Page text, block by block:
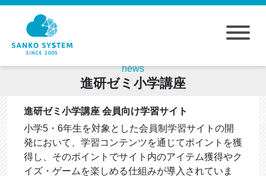
news
進研ゼミ小学講座
進研ゼミ小学講座 会員向け学習サイト
小学5・6年生を対象とした会員制学習サイトの開
発において、学習コンテンツを通じてポイントを獲
得し、そのポイントでサイト内のアイテム獲得やク
イズ・ゲームを楽しめる仕組みが導入されていま